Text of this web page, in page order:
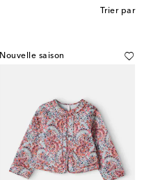
Trier par
Nouvelle saison